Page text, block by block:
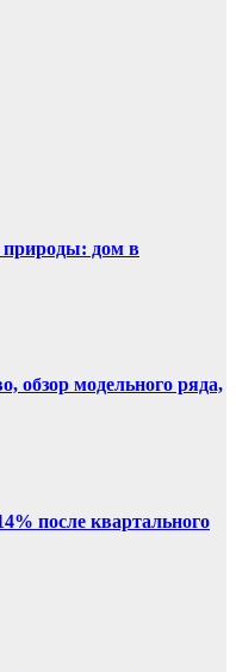
природы: дом в
модельного ряда,
после квартального